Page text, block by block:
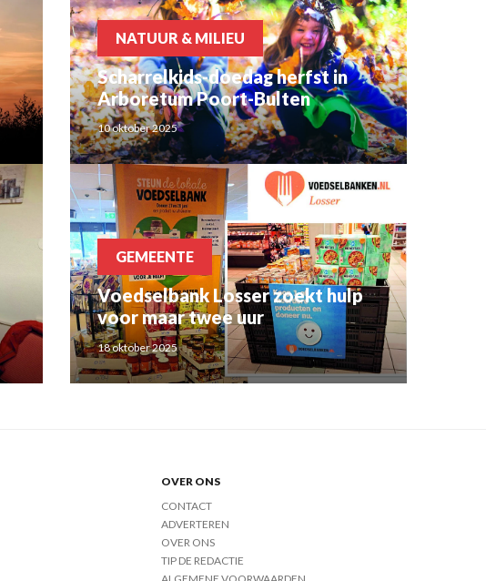
NATUUR & MILIEU
Scharrelkids-doedag herfst in
Arboretum Poort-Bulten
10 oktober 2025
GEMEENTE
Voedselbank Losser zoekt hulp
voor maar twee uur
18 oktober 2025
OVER ONS
CONTACT
ADVERTEREN
OVER ONS
TIP DE REDACTIE